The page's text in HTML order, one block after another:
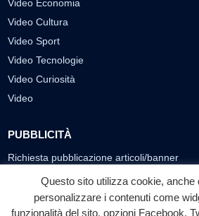
Video Economia
Video Cultura
Video Sport
Video Tecnologie
Video Curiosità
Video
PUBBLICITÀ
Richiesta pubblicazione articoli/banner
SEGUICI SUI SOCIAL
Questo sito utilizza cookie, anche
personalizzare i contenuti come
funzionalità del sito, opzioni Facebook,